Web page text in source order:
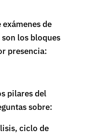
de
los bloques
presencia:
pilares del
sobre:
ciclo de